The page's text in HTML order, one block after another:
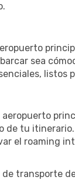
sea
de tu
el roaming
transporte